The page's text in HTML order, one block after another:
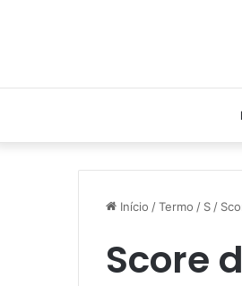
Início /Termo / S /
Score